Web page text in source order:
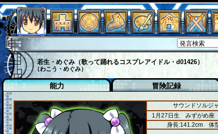
若生・めぐみ（歌って踊れるコスプレアイドル・d01426）
（わこう・めぐみ）
能力 冒険記録
サウンドソルジ
1月27日生 みずがめ座
身長:141.2cm 体